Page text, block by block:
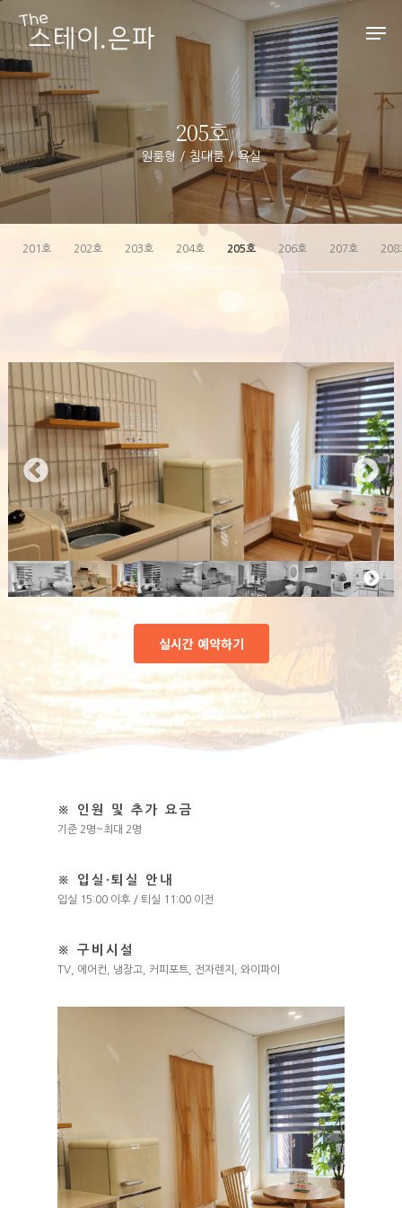
Hit enter to search or ESC to close
205호
원룸형 / 침대룸 / 욕실
201호 202호 203호 204호 205호 206호 207호 208
실시간 예약하기
※ 인원 및 추가 요금
기준 2명~최대 2명
※ 입실·퇴실 안내
입실 15:00 이후 / 퇴실 11:00 이전
※ 구비시설
TV, 에어컨, 냉장고, 커피포트, 전자렌지, 와이파이